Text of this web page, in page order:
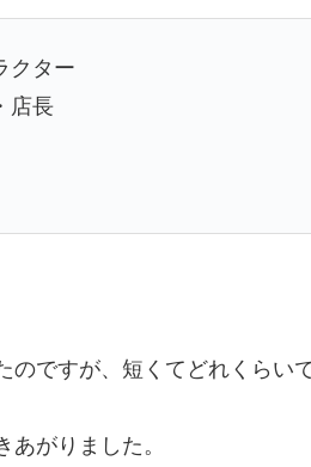
クター
店長
のですが、短くてどれくらい
がりました。